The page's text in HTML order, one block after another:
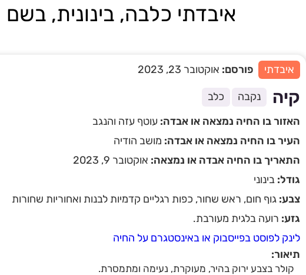
איבדתי כלבה, בינונית, בשם
איבדתי פורסם: אוקטובר 23, 2023
קיה נקבה
כלב
האזור בו החיה נמצאה או אבדה: עוטף עזה והנגב
העיר בו החיה נמצאה או אבדה: מושב הודיה
התאריך בו החיה אבדה או נמצאה: אוקטובר 9, 2023
גודל: בינוני
צבע: גוף חום, ראש שחור, כפות רגליים קדמיות לבנות ואחוריות שחורות
גזע: רועה בלגית מעורבת.
לינק לפוסט בפייסבוק או באינסטגרם על החיה
תיאור:
קולר בצבע ירוק בהיר, מעוקרת, נעימה ומתמסרת.